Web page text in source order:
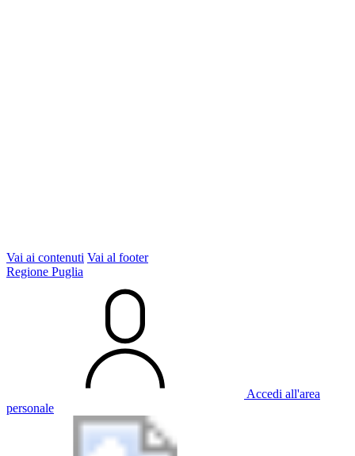
Vai ai contenuti Vai al footer
Regione Puglia
Accedi all'area
personale